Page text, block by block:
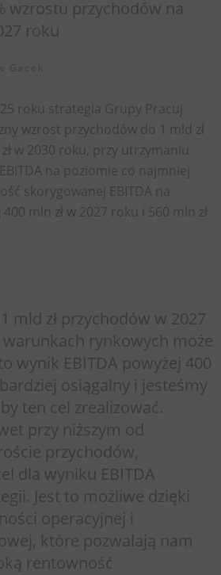
wzrostu przychodów na
roku
Gacek.
roku strategia Grupy Pracuj
wzrost przychodów do 1 mld zł
w 2030 roku, przy utrzymaniu
na poziomie co najmniej
skorygowanej EBITDA na
mln zł w 2027 roku i 560 mln zł
mld zł przychodów w 2027
rynkowych może
wynik EBITDA powyżej 400
osiągalny i jesteśmy
ten cel zrealizować.
przy niższym od
przychodów,
dla wyniku EBITDA
Jest to możliwe dzięki
operacyjnej i
które pozwalają nam
rentowność